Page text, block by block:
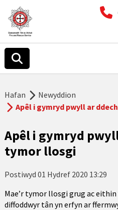
Hafan
Newyddion
Apêl i gymryd pwyll ar
Apêl i gymryd
tymor llosgi
Postiwyd 01 Hydref 2020 13:29
Mae’r tymor llosgi grug ac eithin
diffoddwyr tân yn erfyn ar